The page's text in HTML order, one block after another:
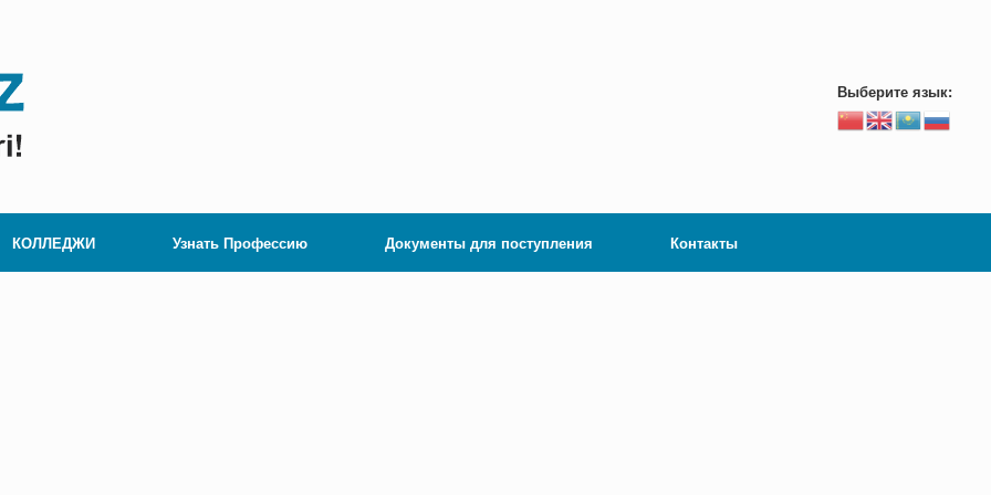
Выберите язык:
КОЛЛЕДЖИ Узнать Профессию Документы для поступления Контакты